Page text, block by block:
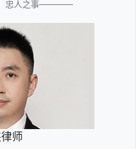
忠人之事————
师